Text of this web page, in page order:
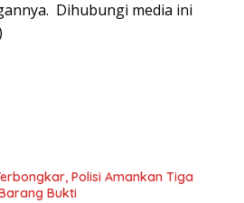
Dihubungi media ini
Polisi Amankan Tiga
Bukti